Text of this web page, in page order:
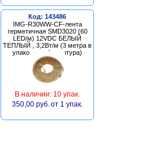
Код: 143486
IMG-R30WW-CF-лента
герметичная SMD3020 (60
LED/м) 12VDC БЕЛЫЙ
ТЕПЛЫЙ , 3,2Вт/м (3 метра в
упаковке + фурнитура)
В наличии: 10 упак.
350,00 руб. от 1 упак.